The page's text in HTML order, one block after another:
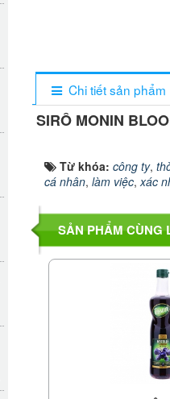
Chi tiết sản phẩm
SIRÔ MONIN
Từ khóa: công ty,
cá nhân, làm việc,xác
SẢN PHẨM CÙNG